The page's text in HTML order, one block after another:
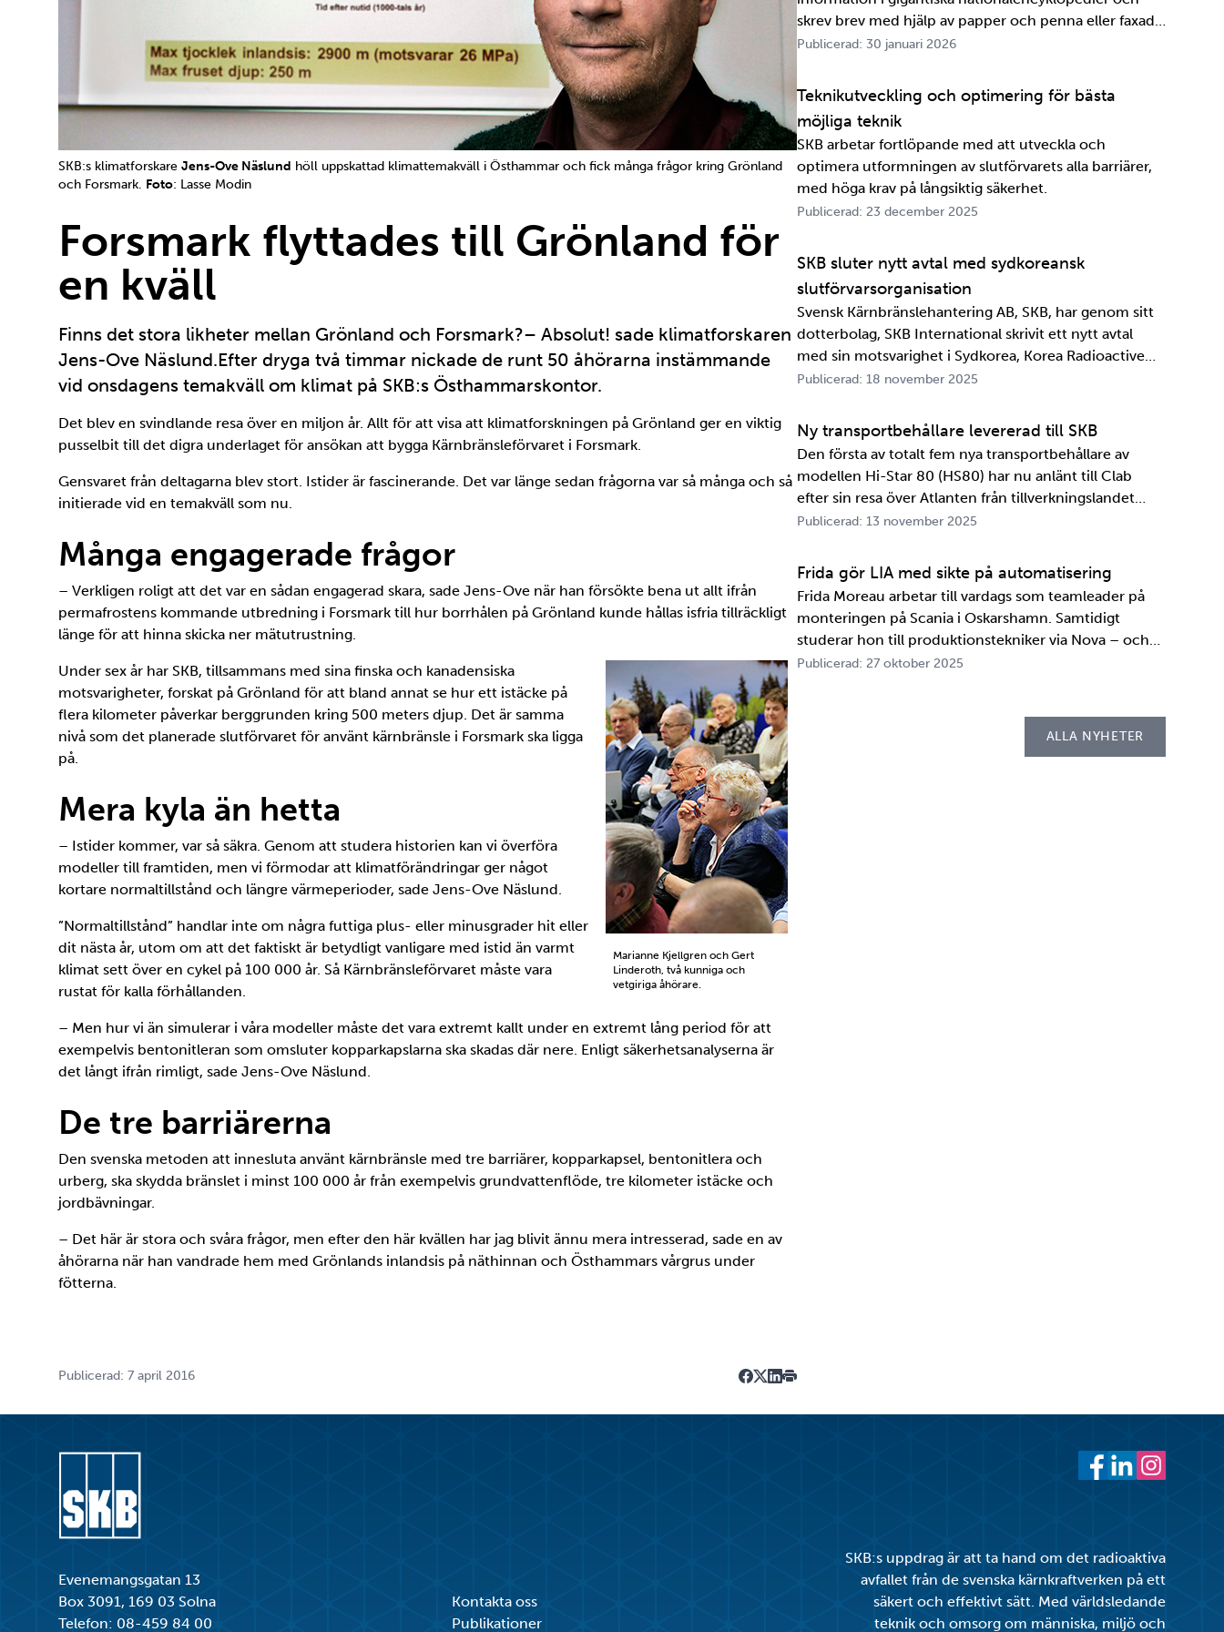
SKB:s klimatforskare Jens-Ove Näslund höll uppskattad klimattemakväll i Östhammar och fick många frågor kring Grönland
och Forsmark. Foto: Lasse Modin
Forsmark flyttades till Grönland för
en kväll
Finns det stora likheter mellan Grönland och Forsmark?– Absolut! sade klimatforskaren
Jens-Ove Näslund.Efter dryga två timmar nickade de runt 50 åhörarna instämmande
vid onsdagens temakväll om klimat på SKB:s Östhammarskontor.
Det blev en svindlande resa över en miljon år. Allt för att visa att klimatforskningen på Grönland ger en viktig
pusselbit till det digra underlaget för ansökan att bygga Kärnbränsleförvaret i Forsmark.
Gensvaret från deltagarna blev stort. Istider är fascinerande. Det var länge sedan frågorna var så många och så
initierade vid en temakväll som nu.
Många engagerade frågor
– Verkligen roligt att det var en sådan engagerad skara, sade Jens-Ove när han försökte bena ut allt ifrån
permafrostens kommande utbredning i Forsmark till hur borrhålen på Grönland kunde hållas isfria tillräckligt
länge för att hinna skicka ner mätutrustning.
Marianne Kjellgren och Gert
Linderoth, två kunniga och
vetgiriga åhörare.
Under sex år har SKB, tillsammans med sina finska och kanadensiska
motsvarigheter, forskat på Grönland för att bland annat se hur ett istäcke på
flera kilometer påverkar berggrunden kring 500 meters djup. Det är samma
nivå som det planerade slutförvaret för använt kärnbränsle i Forsmark ska ligga
på.
Mera kyla än hetta
– Istider kommer, var så säkra. Genom att studera historien kan vi överföra
modeller till framtiden, men vi förmodar att klimatförändringar ger något
kortare normaltillstånd och längre värmeperioder, sade Jens-Ove Näslund.
”Normaltillstånd” handlar inte om några futtiga plus- eller minusgrader hit eller
dit nästa år, utom om att det faktiskt är betydligt vanligare med istid än varmt
klimat sett över en cykel på 100 000 år. Så Kärnbränsleförvaret måste vara
rustat för kalla förhållanden.
– Men hur vi än simulerar i våra modeller måste det vara extremt kallt under en extremt lång period för att
exempelvis bentonitleran som omsluter kopparkapslarna ska skadas där nere. Enligt säkerhetsanalyserna är
det långt ifrån rimligt, sade Jens-Ove Näslund.
De tre barriärerna
Den svenska metoden att innesluta använt kärnbränsle med tre barriärer, kopparkapsel, bentonitlera och
urberg, ska skydda bränslet i minst 100 000 år från exempelvis grundvattenflöde, tre kilometer istäcke och
jordbävningar.
– Det här är stora och svåra frågor, men efter den här kvällen har jag blivit ännu mera intresserad, sade en av
åhörarna när han vandrade hem med Grönlands inlandsis på näthinnan och Östhammars vårgrus under
fötterna.
Publicerad: 7 april 2016
skrev brev med hjälp av papper och penna eller faxade
om ett meddelande skulle fram snabbt. Det är inte
perspektiv i alla fall. För oss på SKB är det …
Publicerad: 30 januari 2026
Teknikutveckling och optimering för bästa
möjliga teknik
SKB arbetar fortlöpande med att utveckla och
optimera utformningen av slutförvarets alla barriärer,
med höga krav på långsiktig säkerhet.
Publicerad: 23 december 2025
SKB sluter nytt avtal med sydkoreansk
slutförvarsorganisation
Svensk Kärnbränslehantering AB, SKB, har genom sitt
dotterbolag, SKB International skrivit ett nytt avtal
med sin motsvarighet i Sydkorea, Korea Radioactive
Waste Agency, KORAD. Avtalet, som är ett så kallat
samarbetet mellan de två organisationerna. …
Publicerad: 18 november 2025
Ny transportbehållare levererad till SKB
Den första av totalt fem nya transportbehållare av
modellen Hi-Star 80 (HS80) har nu anlänt till Clab
efter sin resa över Atlanten från tillverkningslandet
USA. Innan transportbehållaren kan bli en del av SKB:s
tester och utbildningar. Redan 2008 i…
Publicerad: 13 november 2025
Frida gör LIA med sikte på automatisering
Frida Moreau arbetar till vardags som teamleader på
monteringen på Scania i Oskarshamn. Samtidigt
studerar hon till produktionstekniker via Nova – och
under tio veckor i höst gör hon både sin praktik, även
Publicerad: 27 oktober 2025
ALLA NYHETER
Evenemangsgatan 13
Box 3091, 169 03 Solna
Telefon: 08-459 84 00
Kontakta oss
Publikationer
SKB:s uppdrag är att ta hand om det radioaktiva
avfallet från de svenska kärnkraftverken på ett
säkert och effektivt sätt. Med världsledande
teknik och omsorg om människa, miljö och